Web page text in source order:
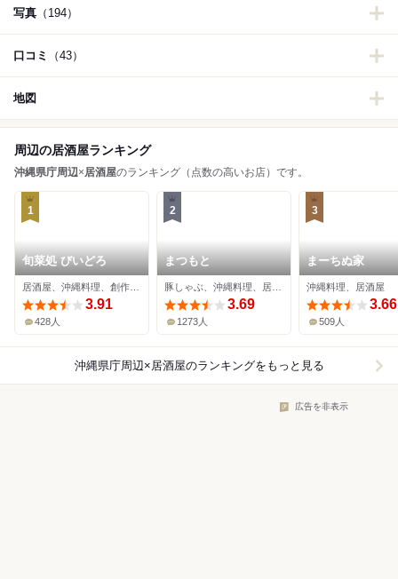
写真 （194）
口コミ （43）
地図
周辺の居酒屋ランキング
沖縄県庁周辺×居酒屋のランキング（点数の高いお店）です。
1
旬菜処 びいどろ
3.91
428人
2
まつもと
3.69
1273人
3
まーちぬ家
沖縄料理、居酒屋
3.66
509人
沖縄県庁周辺×居酒屋のランキングをもっと見る
広告を非表示